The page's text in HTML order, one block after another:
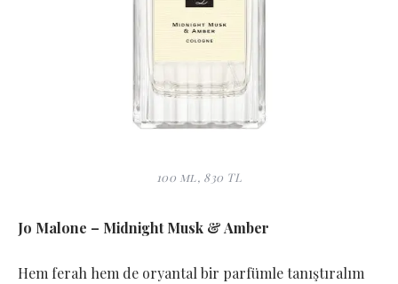
100 ml, 830 TL
Jo Malone – Midnight Musk & Amber
Hem ferah hem de oryantal bir parfümle tanıştıralım